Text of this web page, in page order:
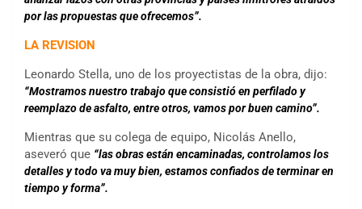
por las propuestas que ofrecemos”.
LA REVISION
Leonardo Stella, uno de los proyectistas de la obra, dijo:
“Mostramos nuestro trabajo que consistió en perfilado y
reemplazo de asfalto, entre otros, vamos por buen camino”.
Mientras que su colega de equipo, Nicolás Anello,
aseveró que “las obras están encaminadas, controlamos los
detalles y todo va muy bien, estamos confiados de terminar en
tiempo y forma”.